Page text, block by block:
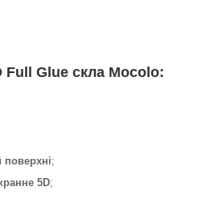
Full Glue скла Mocolo:
поверхні;
5D;